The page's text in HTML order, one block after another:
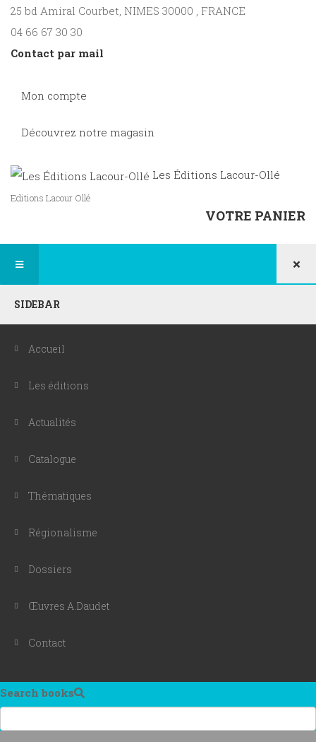
25 bd Amiral Courbet, NIMES 30000 , FRANCE
04 66 67 30 30
Contact par mail
Mon compte
Découvrez notre magasin
Les Éditions Lacour-Ollé
Editions Lacour Ollé
VOTRE PANIER
SIDEBAR
×
Accueil
Les éditions
Actualités
Catalogue
Thématiques
Régionalisme
Dossiers
Œuvres A.Daudet
Contact
Search books